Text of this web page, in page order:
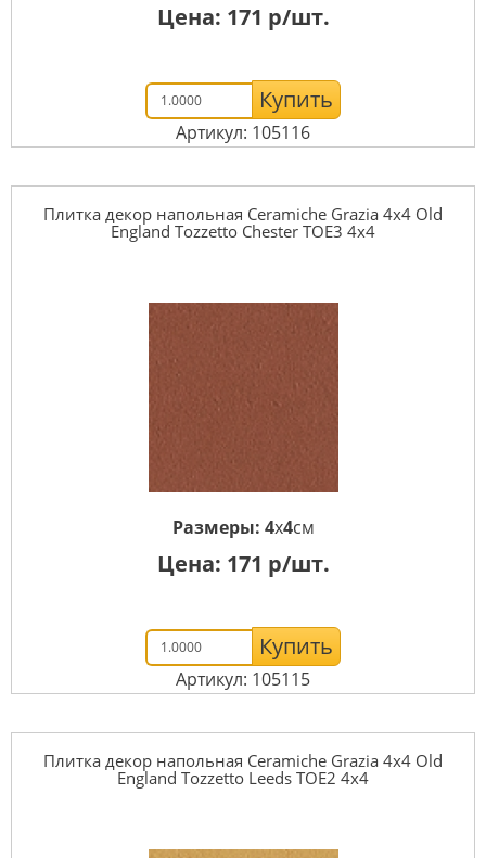
Цена: 171 р/шт.
Купить
Артикул: 105116
Плитка декор напольная Ceramiche Grazia 4x4 Old
England Tozzetto Chester TOE3 4x4
Размеры: 4x4см
Цена: 171 р/шт.
Купить
Артикул: 105115
Плитка декор напольная Ceramiche Grazia 4x4 Old
England Tozzetto Leeds TOE2 4x4